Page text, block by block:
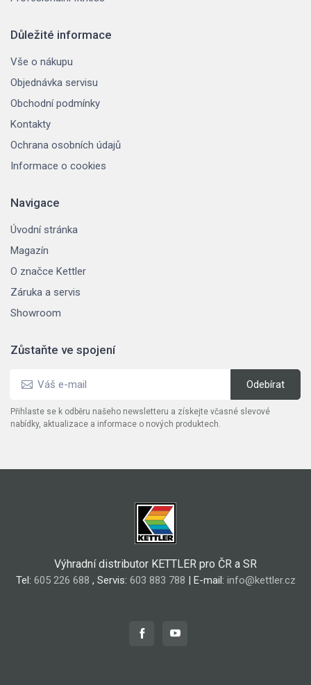
Důležité informace
Vše o nákupu
Objednávka servisu
Obchodní podmínky
Kontakty
Ochrana osobních údajů
Informace o cookies
Navigace
Úvodní stránka
Magazín
O značce Kettler
Záruka a servis
Showroom
Zůstaňte ve spojení
Přihlaste se k odběru našeho newsletteru a získejte včasné slevové
nabídky, aktualizace a informace o nových produktech.
Výhradní distributor KETTLER pro ČR a SR
Tel: 605 226 688 , Servis: 603 883 788 | E-mail: info@kettler.cz